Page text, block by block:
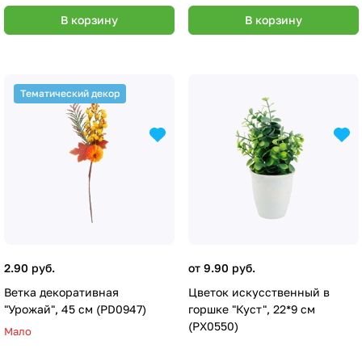
В корзину В корзину
Тематический декор
2.90 руб.
Ветка декоративная
"Урожай", 45 см (PD0947)
Мало
от 9.90 руб.
Цветок искусственный в
горшке "Куст", 22*9 см
(PX0550)